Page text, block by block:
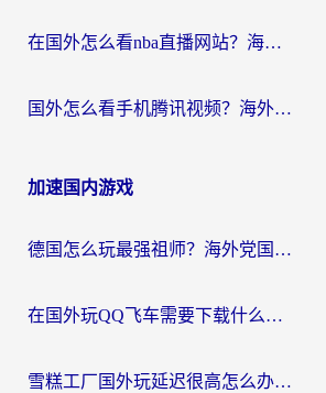
在国外怎么看nba直播网站？海外党专属体育观赛指南，告别地区限制！
国外怎么看手机腾讯视频？海外党亲测有效的追剧加速器选择指南
加速国内游戏
德国怎么玩最强祖师？海外党国服游戏加速器选择全攻略（附宝可梦Online实测）
在国外玩QQ飞车需要下载什么加速器呢？海外党亲测有效的国服游戏加速指南
雪糕工厂国外玩延迟很高怎么办？海外玩家国服游戏加速终极攻略（附实测推荐）